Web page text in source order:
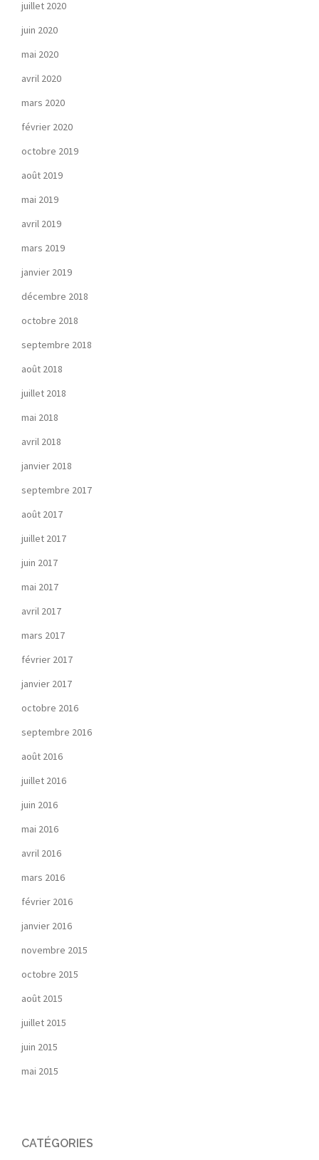
juillet 2020
juin 2020
mai 2020
avril 2020
mars 2020
février 2020
octobre 2019
août 2019
mai 2019
avril 2019
mars 2019
janvier 2019
décembre 2018
octobre 2018
septembre 2018
août 2018
juillet 2018
mai 2018
avril 2018
janvier 2018
septembre 2017
août 2017
juillet 2017
juin 2017
mai 2017
avril 2017
mars 2017
février 2017
janvier 2017
octobre 2016
septembre 2016
août 2016
juillet 2016
juin 2016
mai 2016
avril 2016
mars 2016
février 2016
janvier 2016
novembre 2015
octobre 2015
août 2015
juillet 2015
juin 2015
mai 2015
CATÉGORIES